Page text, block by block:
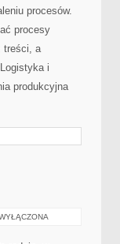
procesów.
procesy
treści, a
i
produkcyjna